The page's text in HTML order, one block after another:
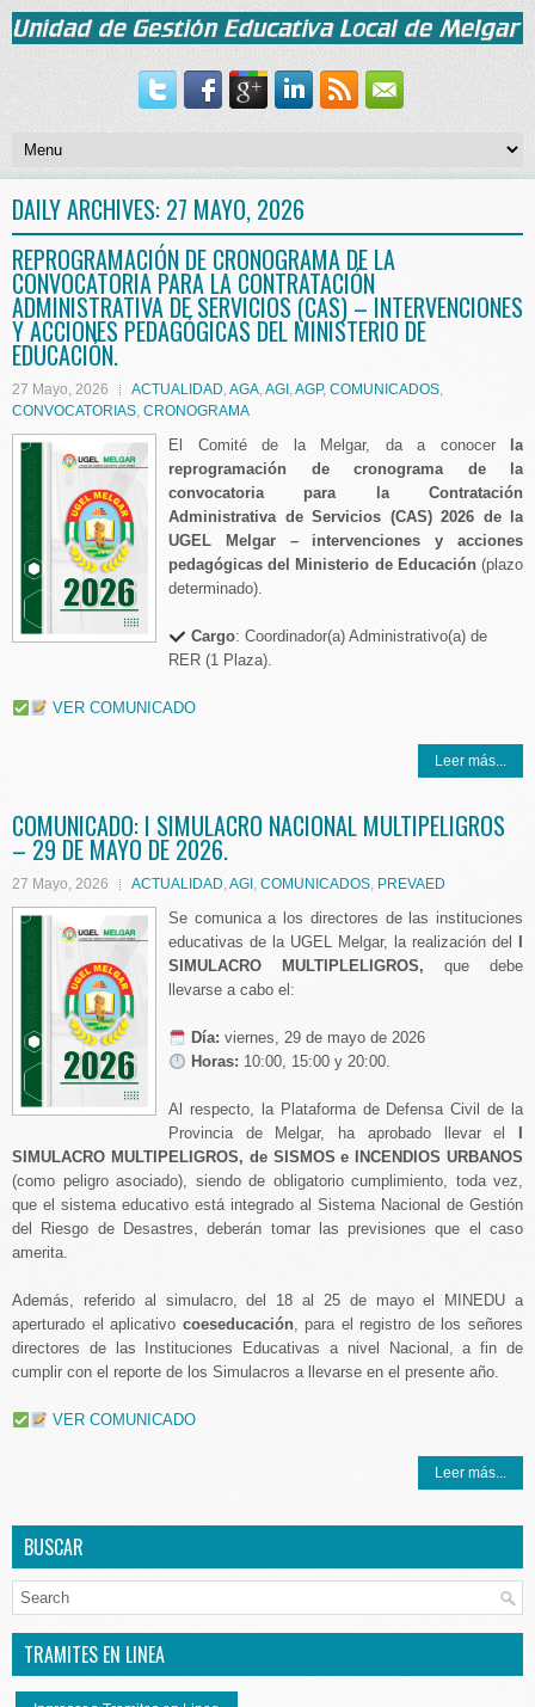
DAILY ARCHIVES: 27 MAYO, 2026
REPROGRAMACIÓN DE CRONOGRAMA DE LA
CONVOCATORIA PARA LA CONTRATACIÓN
ADMINISTRATIVA DE SERVICIOS (CAS) – INTERVENCIONES
Y ACCIONES PEDAGÓGICAS DEL MINISTERIO DE
EDUCACIÓN.
27 Mayo, 2026 ACTUALIDAD,AGA,AGI ,AGP, COMUNICADOS,
CONVOCATORIAS, CRONOGRAMA
El Comité de la Melgar, da a conocer
la
reprogramación de cronograma de la
convocatoria para la Contratación
Administrativa de Servicios (CAS) 2026 de la
UGEL Melgar – intervenciones y acciones
pedagógicas del Ministerio de Educación (plazo
determinado).
Cargo: Coordinador(a) Administrativo(a) de
RER (1 Plaza).
VER COMUNICADO
Leer más...
COMUNICADO: I SIMULACRO NACIONAL MULTIPELIGROS
– 29 DE MAYO DE 2026.
27 Mayo, 2026 ACTUALIDAD,AGI , COMUNICADOS, PREVAED
Se comunica a los directores de las instituciones
educativas de la UGEL Melgar, la realización del
SIMULACRO MULTIPLELIGROS, que debe
llevarse a cabo el:
Día: viernes, 29 de mayo de 2026
Horas: 10:00, 15:00 y 20:00.
Al respecto, la Plataforma de Defensa Civil de la
Provincia de Melgar, ha aprobado llevar el
SIMULACRO MULTIPELIGROS, de SISMOS e INCENDIOS URBANOS
(como peligro asociado), siendo de obligatorio cumplimiento, toda vez,
que el sistema educativo está integrado al Sistema Nacional de Gestión
del Riesgo de Desastres, deberán tomar las previsiones que el caso
amerita.
Además, referido al simulacro, del 18 al 25 de mayo el MINEDU a
aperturado el aplicativo coeseducación, para el registro de los señores
directores de las Instituciones Educativas a nivel Nacional, a fin de
cumplir con el reporte de los Simulacros a llevarse en el presente año.
VER COMUNICADO
Leer más...
BUSCAR
TRAMITES EN LINEA